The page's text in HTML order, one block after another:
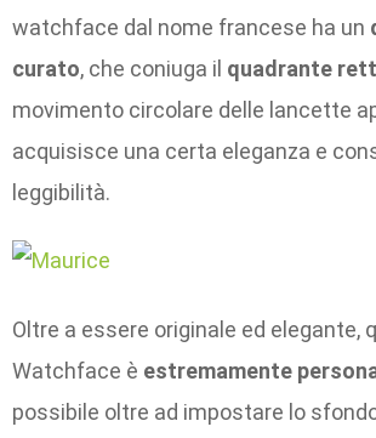
watchface dal nome francese ha un
curato, che coniuga il quadrante
movimento circolare delle lancette
acquisisce una certa eleganza e
leggibilità.
Oltre a essere originale ed elegante,
Watchface è estremamente
possibile oltre ad impostare lo